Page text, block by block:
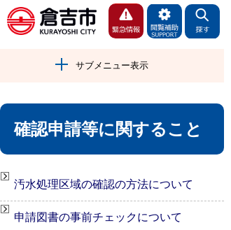
サブメニュー表示
確認申請等に関すること
汚水処理区域の確認の方法について
申請図書の事前チェックについて